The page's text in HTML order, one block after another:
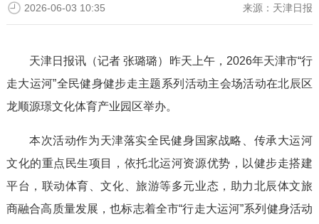
来源： 天津日报
2026-06-03 10:35
天津日报讯（记者 张璐璐）昨天上午，2026年天津市“行
走大运河”全民健身健步走主题系列活动主会场活动在北辰区
龙顺源璟文化体育产业园区举办。
本次活动作为天津落实全民健身国家战略、传承大运河
文化的重点民生项目，依托北运河资源优势，以健步走搭建
平台，联动体育、文化、旅游等多元业态，助力北辰体文旅
商融合高质量发展，也标志着全市“行走大运河”系列健身活动